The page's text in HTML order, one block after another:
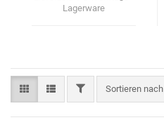
Lagerware
Sortieren nach